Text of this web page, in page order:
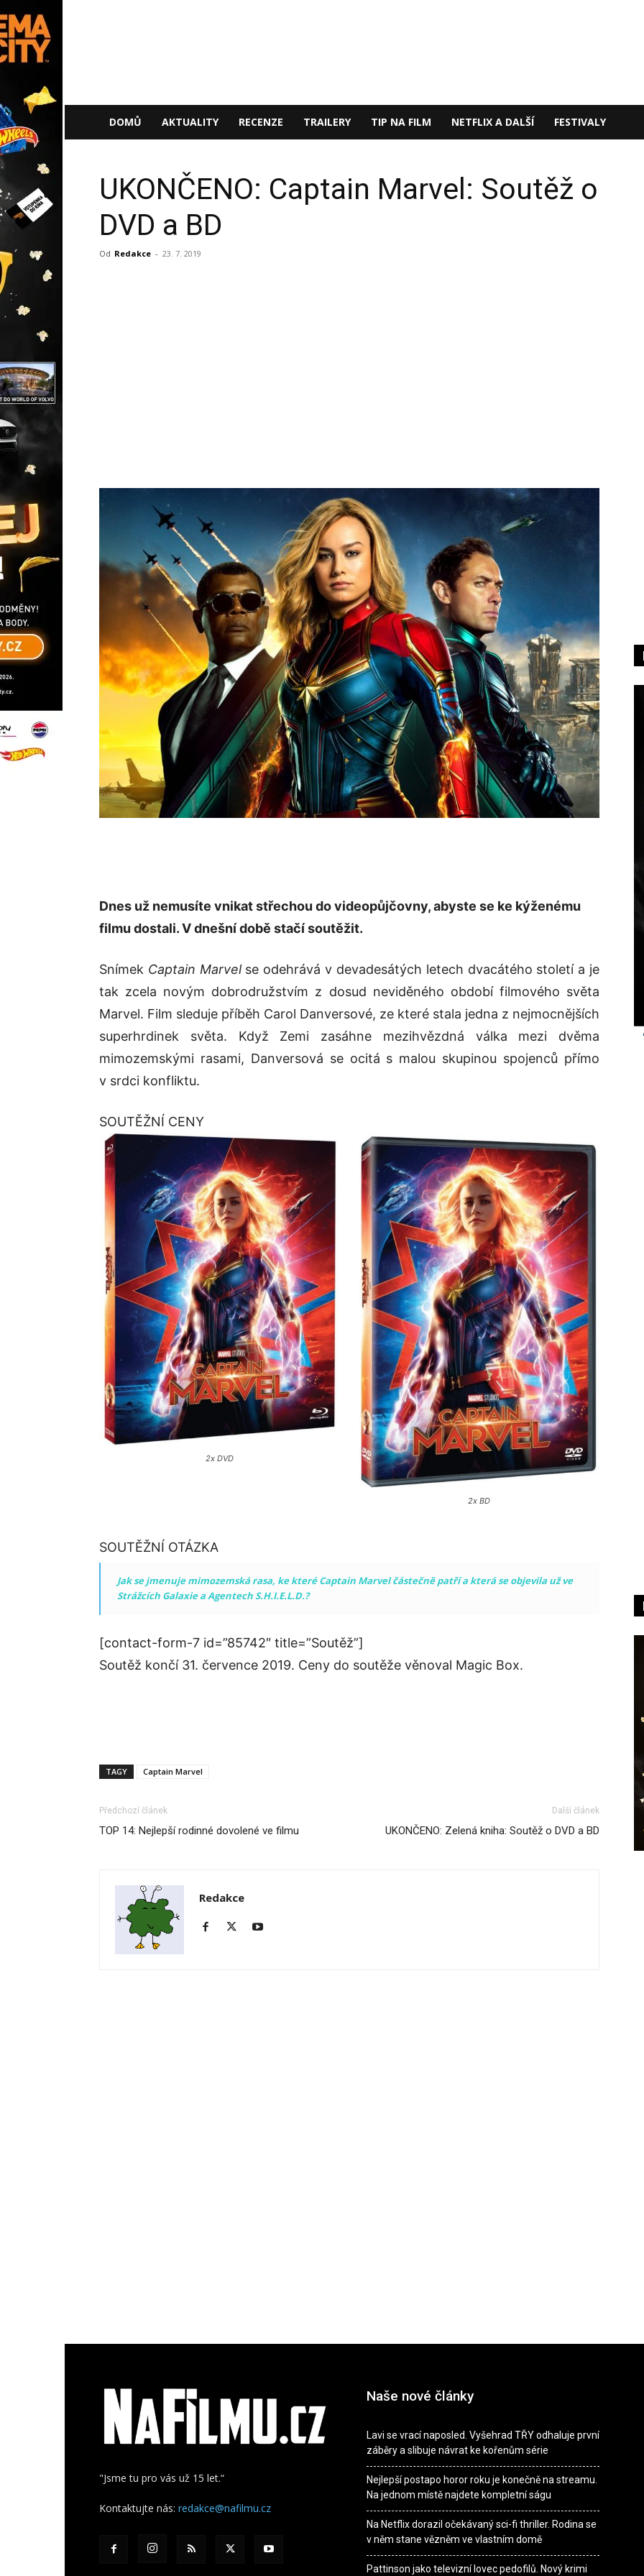
DOMŮ AKTUALITY RECENZE TRAILERY TIP NA FILM NETFLIX A DALŠÍ FESTIVALY
UKONČENO: Captain Marvel: Soutěž o
DVD a BD
Od Redakce - 23. 7. 2019
Dnes už nemusíte vnikat střechou do videopůjčovny, abyste se ke kýženému
filmu dostali. V dnešní době stačí soutěžit.
Snímek Captain Marvelse odehrává v devadesátých letech dvacátého století a je
tak zcela novým dobrodružstvím z dosud neviděného období filmového světa
Marvel. Film sleduje příběh Carol Danversové, ze které stala jedna z nejmocnějších
superhrdinek světa. Když Zemi zasáhne mezihvězdná válka mezi dvěma
mimozemskými rasami, Danversová se ocitá s malou skupinou spojenců přímo
v srdci konfliktu.
SOUTĚŽNÍ CENY
2x DVD
2x BD
SOUTĚŽNÍ OTÁZKA
Jak se jmenuje mimozemská rasa, ke které Captain Marvel částečně patří a která se objevila už ve
Strážcích Galaxie a Agentech S.H.I.E.L.D.?
[contact-form-7 id=”85742″ title=”Soutěž”]
Soutěž končí 31. července 2019. Ceny do soutěže věnoval Magic Box.
TAGY Captain Marvel
Předchozí článek
TOP 14: Nejlepší rodinné dovolené ve filmu
Další článek
UKONČENO: Zelená kniha: Soutěž o DVD a BD
Redakce
"Jsme tu pro vás už 15 let.“
Kontaktujte nás: redakce@nafilmu.cz
Naše nové články
Lavi se vrací naposled. Vyšehrad TŘY odhaluje první
záběry a slibuje návrat ke kořenům série
Nejlepší postapo horor roku je konečně na streamu.
Na jednom místě najdete kompletní ságu
Na Netflix dorazil očekávaný sci-fi thriller. Rodina se
v něm stane vězněm ve vlastním domě
Pattinson jako televizní lovec pedofilů. Nový krimi